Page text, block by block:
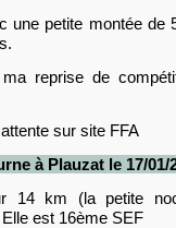
une petite montée de
reprise de
sur site FFA
à Plauzat le 17/01/
14 km (la petite
Elle est 16ème SEF